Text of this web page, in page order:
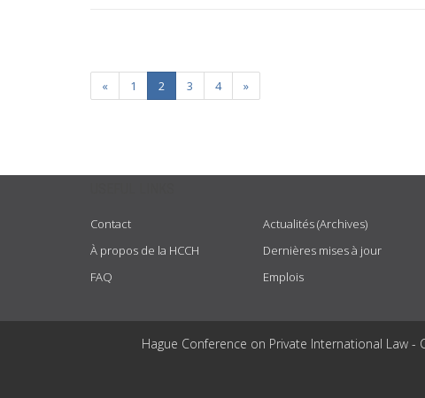
« 1 2 3 4 »
Contact
À propos de la HCCH
FAQ
Actualités (Archives)
Dernières mises à jour
Emplois
Hague Conference on Private International Law